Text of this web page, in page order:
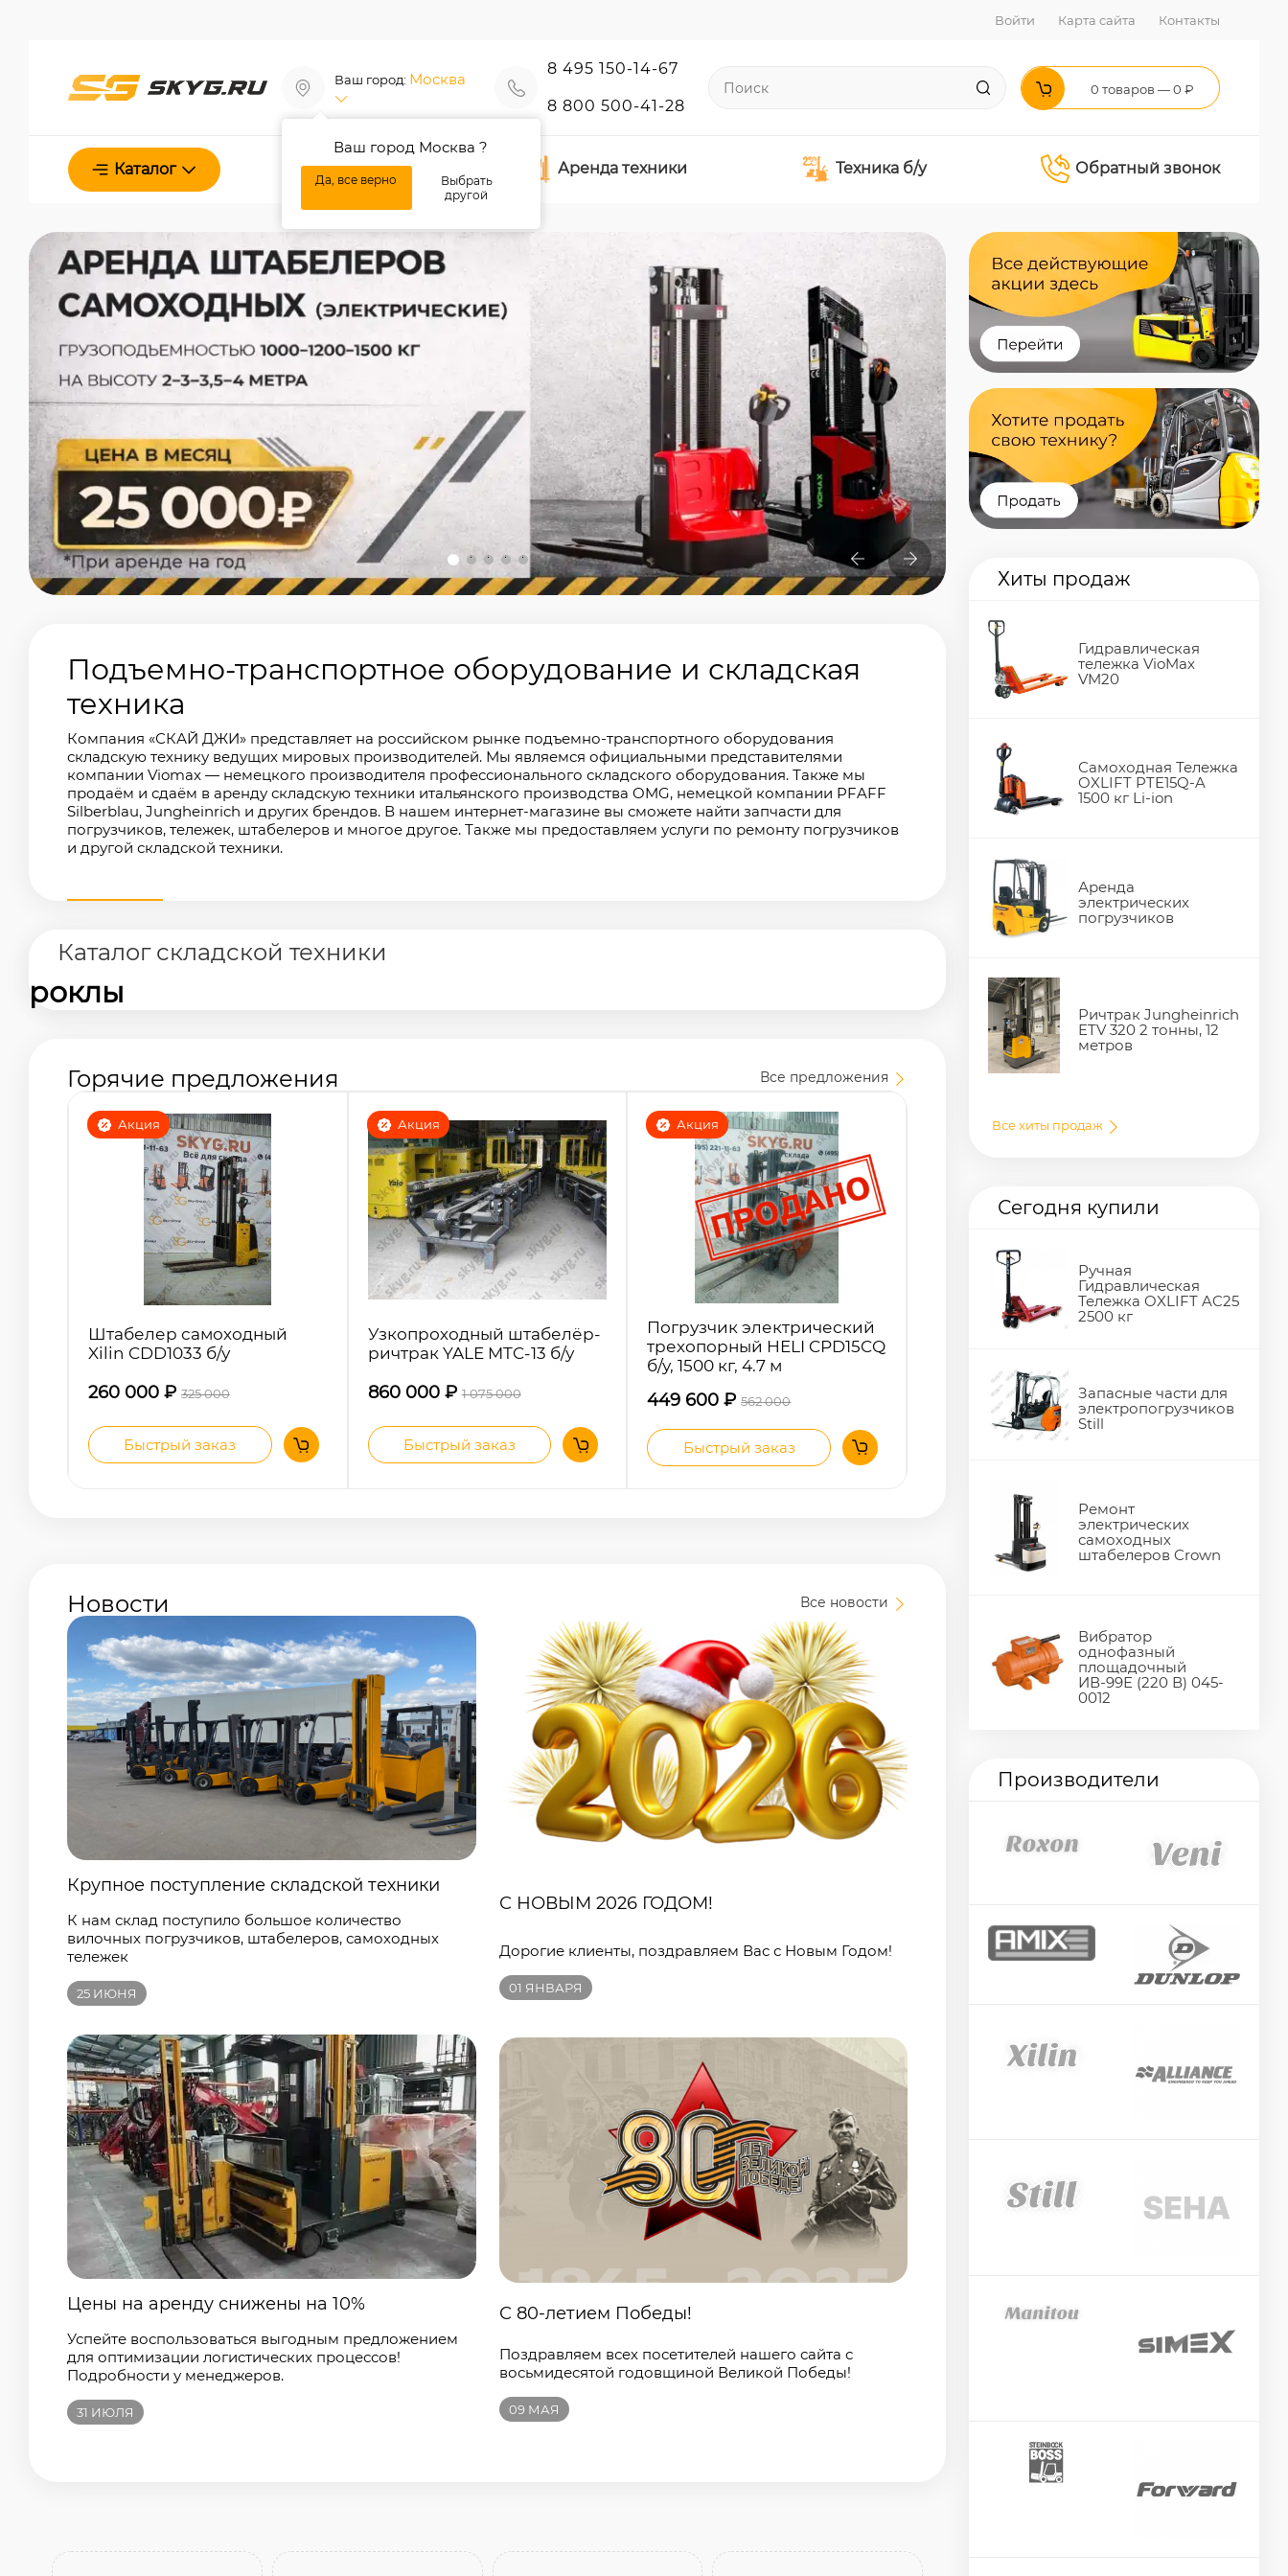
Войти Карта сайта Контакты
Ваш город: Москва
Ваш город Москва ?
Да, все верно
Выбрать
другой
8 495 150-14-67
8 800 500-41-28
0 товаров — 0 ₽
Каталог О нас Аренда техники Техника б/у Обратный звонок
Подъемно-транспортное оборудование и складская
техника
Компания «СКАЙ ДЖИ» представляет на российском рынке подъемно-транспортного оборудования
складскую технику ведущих мировых производителей. Мы являемся официальными представителями
компании Viomax — немецкого производителя профессионального складского оборудования. Также мы
продаём и сдаём в аренду складскую техники итальянского производства OMG, немецкой компании PFAFF
Silberblau, Jungheinrich и других брендов. В нашем интернет-магазине вы сможете найти запчасти для
погрузчиков, тележек, штабелеров и многое другое. Также мы предоставляем услуги по ремонту погрузчиков
и другой складской техники.
Каталог складской техники
роклы
Горячие предложения Все предложения
Акция
Штабелер самоходный
Xilin CDD1033 б/у
260 000 ₽ 325 000
Быстрый заказ
Акция
Узкопроходный штабелёр-
ричтрак YALE MTC-13 б/у
860 000 ₽ 1 075 000
Быстрый заказ
Акция
Погрузчик электрический
трехопорный HELI CPD15CQ
б/у, 1500 кг, 4.7 м
449 600₽ 562 000
Быстрый заказ
Новости Все новости
Крупное поступление складской техники
К нам склад поступило большое количество
вилочных погрузчиков, штабелеров, самоходных
тележек
25 ИЮНЯ
С НОВЫМ 2026 ГОДОМ!
Дорогие клиенты, поздравляем Вас с Новым Годом!
01 ЯНВАРЯ
Цены на аренду снижены на 10%
Успейте воспользоваться выгодным предложением
для оптимизации логистических процессов!
Подробности у менеджеров.
31 ИЮЛЯ
С 80-летием Победы!
Поздравляем всех посетителей нашего сайта с
восьмидесятой годовщиной Великой Победы!
09 МАЯ
Хиты продаж
Гидравлическая
тележка VioMax
VM20
Самоходная Тележка
OXLIFT PTE15Q-A
1500 кг Li-ion
Аренда
электрических
погрузчиков
Ричтрак Jungheinrich
ETV 320 2 тонны, 12
метров
Все хиты продаж
Сегодня купили
Ручная
Гидравлическая
Тележка OXLIFT AC25
2500 кг
Запасные части для
электропогрузчиков
Still
Ремонт
электрических
самоходных
штабелеров Crown
Вибратор
однофазный
площадочный
ИВ-99Е (220 В) 045-
0012
Производители